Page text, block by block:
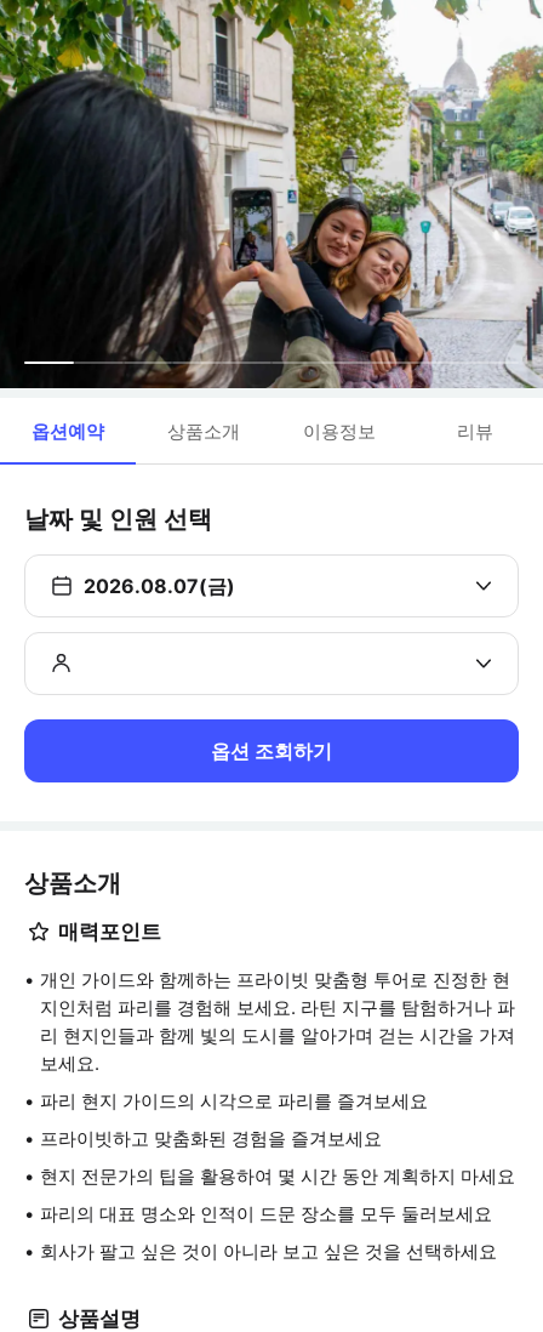
옵션예약 상품소개 이용정보 리뷰
날짜 및 인원 선택
2026.08.07(금)
옵션 조회하기
상품소개
매력포인트
개인 가이드와 함께하는 프라이빗 맞춤형 투어로 진정한 현
지인처럼 파리를 경험해 보세요. 라틴 지구를 탐험하거나 파
리 현지인들과 함께 빛의 도시를 알아가며 걷는 시간을 가져
보세요.
파리 현지 가이드의 시각으로 파리를 즐겨보세요
프라이빗하고 맞춤화된 경험을 즐겨보세요
현지 전문가의 팁을 활용하여 몇 시간 동안 계획하지 마세요
파리의 대표 명소와 인적이 드문 장소를 모두 둘러보세요
회사가 팔고 싶은 것이 아니라 보고 싶은 것을 선택하세요
상품설명